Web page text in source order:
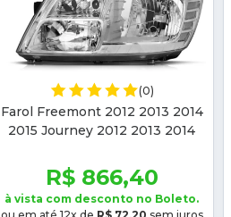
(0)
Farol Freemont 2012 2013 2014
2015 Journey 2012 2013 2014
R$ 866,40
à vista com desconto no Boleto.